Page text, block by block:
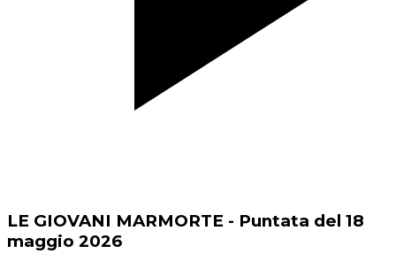
LE GIOVANI MARMORTE - Puntata del 18
maggio 2026